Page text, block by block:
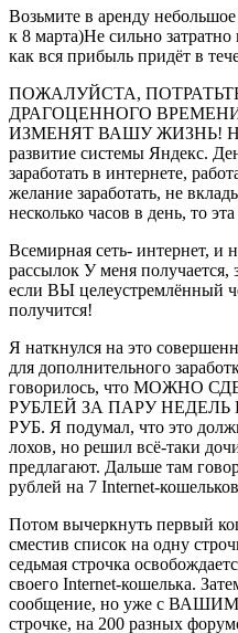
Возьмите в аренду
к 8 марта)Не сильно
как вся прибыль придёт в
ПОЖАЛУЙСТА,
ДРАГОЦЕННОГО
ИЗМЕНЯТ ВАШУ ЖИЗНЬ! Наш
развитие системы Яндекс.
заработать в интернете,
желание заработать, не
несколько часов в день, то
Всемирная сеть- интернет, и
рассылок У меня получается,
если ВЫ целеустремлённый
получится!
Я наткнулся на это
для дополнительного
говорилось, что МОЖНО
РУБЛЕЙ ЗА ПАРУ
РУБ. Я подумал, что это
лохов, но решил всё-таки
предлагают. Дальше там
рублей на 7 Internet-
Потом вычеркнуть первый
сместив список на одну
седьмая строчка
своего Internet-кошелька.
сообщение, но уже с
строчке, на 200 разных